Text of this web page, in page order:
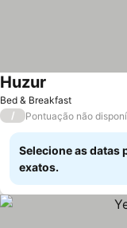
Bed & Breakfast
Huzur
/ Pontuação não
Selecione as datas
exatos.